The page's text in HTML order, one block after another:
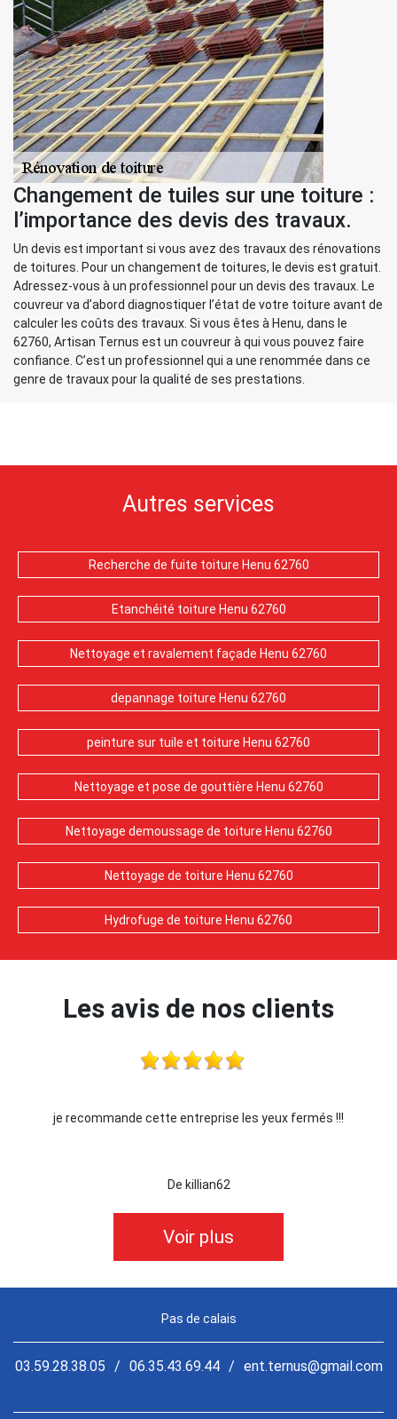
Changement de tuiles sur une toiture :
l’importance des devis des travaux.
Un devis est important si vous avez des travaux des rénovations
de toitures. Pour un changement de toitures, le devis est gratuit.
Adressez-vous à un professionnel pour un devis des travaux. Le
couvreur va d’abord diagnostiquer l’état de votre toiture avant de
calculer les coûts des travaux. Si vous êtes à Henu, dans le
62760, Artisan Ternus est un couvreur à qui vous pouvez faire
confiance. C’est un professionnel qui a une renommée dans ce
genre de travaux pour la qualité de ses prestations.
Autres services
Recherche de fuite toiture Henu 62760
Etanchéité toiture Henu 62760
Nettoyage et ravalement façade Henu 62760
depannage toiture Henu 62760
peinture sur tuile et toiture Henu 62760
Nettoyage et pose de gouttière Henu 62760
Nettoyage demoussage de toiture Henu 62760
Nettoyage de toiture Henu 62760
Hydrofuge de toiture Henu 62760
Les avis de nos clients
cette entreprise les yeux fermés !!!
Voir plus
Pas de calais
03.59.28.38.05 / 06.35.43.69.44 / ent.ternus@gmail.com